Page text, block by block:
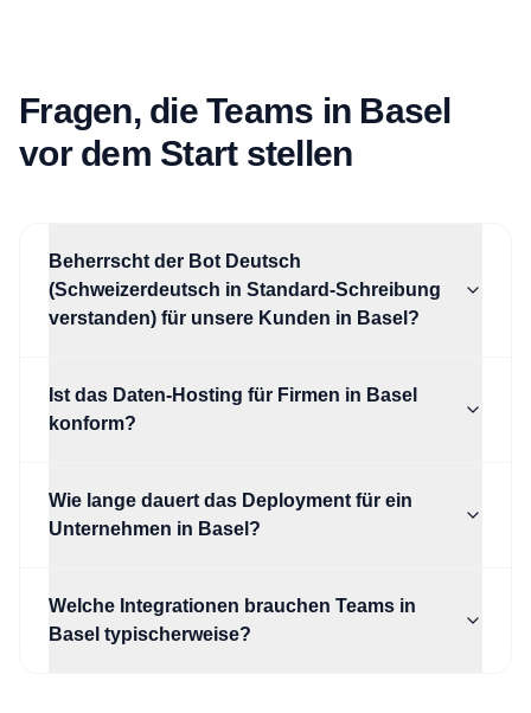
Fragen, die Teams in Basel
vor dem Start stellen
Beherrscht der Bot Deutsch
(Schweizerdeutsch in Standard-Schreibung
verstanden) für unsere Kunden in Basel?
Ist das Daten-Hosting für Firmen in Basel
konform?
Wie lange dauert das Deployment für ein
Unternehmen in Basel?
Welche Integrationen brauchen Teams in
Basel typischerweise?